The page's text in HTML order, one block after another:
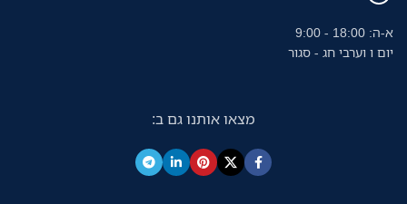
א-ה: 18:00 - 9:00
יום ו וערבי חג - סגור
מצאו אותנו גם ב: